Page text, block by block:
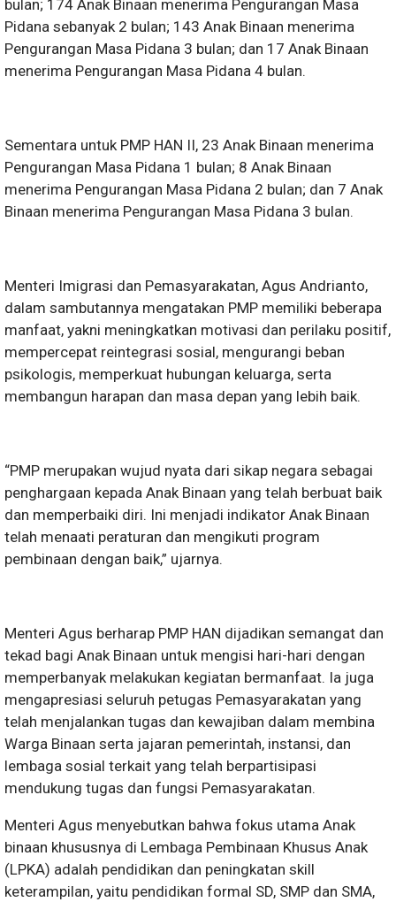
bulan; 174 Anak Binaan menerima Pengurangan Masa
Pidana sebanyak 2 bulan; 143 Anak Binaan menerima
Pengurangan Masa Pidana 3 bulan; dan 17 Anak Binaan
menerima Pengurangan Masa Pidana 4 bulan.
Sementara untuk PMP HAN II, 23 Anak Binaan menerima
Pengurangan Masa Pidana 1 bulan; 8 Anak Binaan
menerima Pengurangan Masa Pidana 2 bulan; dan 7 Anak
Binaan menerima Pengurangan Masa Pidana 3 bulan.
Menteri Imigrasi dan Pemasyarakatan, Agus Andrianto,
dalam sambutannya mengatakan PMP memiliki beberapa
manfaat, yakni meningkatkan motivasi dan perilaku positif,
mempercepat reintegrasi sosial, mengurangi beban
psikologis, memperkuat hubungan keluarga, serta
membangun harapan dan masa depan yang lebih baik.
“PMP merupakan wujud nyata dari sikap negara sebagai
penghargaan kepada Anak Binaan yang telah berbuat baik
dan memperbaiki diri. Ini menjadi indikator Anak Binaan
telah menaati peraturan dan mengikuti program
pembinaan dengan baik,” ujarnya.
Menteri Agus berharap PMP HAN dijadikan semangat dan
tekad bagi Anak Binaan untuk mengisi hari-hari dengan
memperbanyak melakukan kegiatan bermanfaat. Ia juga
mengapresiasi seluruh petugas Pemasyarakatan yang
telah menjalankan tugas dan kewajiban dalam membina
Warga Binaan serta jajaran pemerintah, instansi, dan
lembaga sosial terkait yang telah berpartisipasi
mendukung tugas dan fungsi Pemasyarakatan.
Menteri Agus menyebutkan bahwa fokus utama Anak
binaan khususnya di Lembaga Pembinaan Khusus Anak
(LPKA) adalah pendidikan dan peningkatan skill
keterampilan, yaitu pendidikan formal SD, SMP dan SMA,